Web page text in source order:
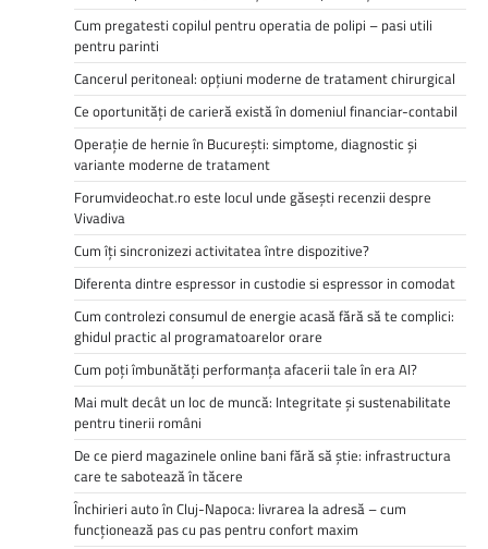
Cum pregatesti copilul pentru operatia de polipi – pasi utili
pentru parinti
Cancerul peritoneal: opțiuni moderne de tratament chirurgical
Ce oportunități de carieră există în domeniul financiar-contabil
Operație de hernie în București: simptome, diagnostic și
variante moderne de tratament
Forumvideochat.ro este locul unde găsești recenzii despre
Vivadiva
Cum îți sincronizezi activitatea între dispozitive?
Diferenta dintre espressor in custodie si espressor in comodat
Cum controlezi consumul de energie acasă fără să te complici:
ghidul practic al programatoarelor orare
Cum poți îmbunătăți performanța afacerii tale în era AI?
Mai mult decât un loc de muncă: Integritate și sustenabilitate
pentru tinerii români
De ce pierd magazinele online bani fără să știe: infrastructura
care te sabotează în tăcere
Închirieri auto în Cluj-Napoca: livrarea la adresă – cum
funcționează pas cu pas pentru confort maxim